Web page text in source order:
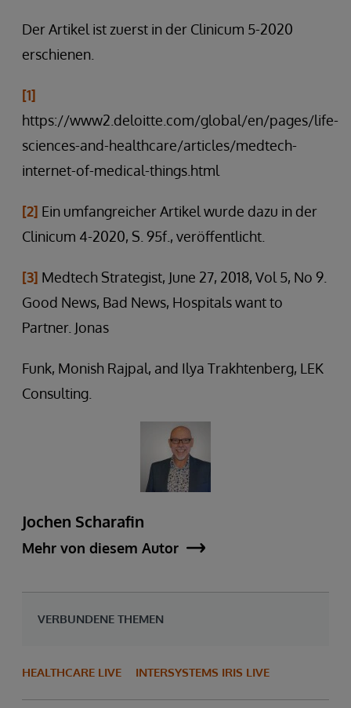
Der Artikel ist zuerst in der Clinicum 5-2020
erschienen.
[1]
https://www2.deloitte.com/global/en/pages/life-
sciences-and-healthcare/articles/medtech-
internet-of-medical-things.html
[2] Ein umfangreicher Artikel wurde dazu in der
Clinicum 4-2020, S. 95f., veröffentlicht.
[3] Medtech Strategist, June 27, 2018, Vol 5, No 9.
Good News, Bad News, Hospitals want to
Partner. Jonas
Funk, Monish Rajpal, and Ilya Trakhtenberg, LEK
Consulting.
Jochen Scharafin
Mehr von diesem Autor
VERBUNDENE THEMEN
HEALTHCARE LIVE INTERSYSTEMS IRIS LIVE